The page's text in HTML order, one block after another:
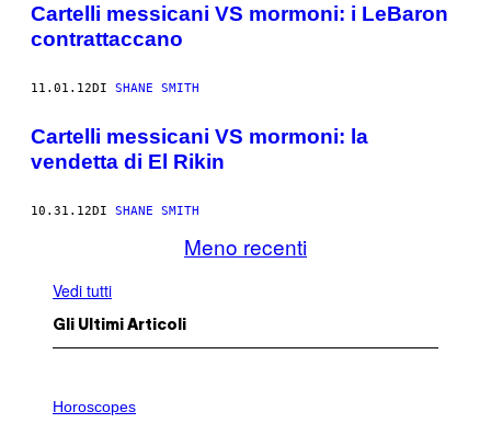
Cartelli messicani VS mormoni: i LeBaron
contrattaccano
11.01.12DI SHANE SMITH
Cartelli messicani VS mormoni: la
vendetta di El Rikin
10.31.12DI SHANE SMITH
Meno recenti
Vedi tutti
Gli Ultimi Articoli
L
Horoscopes